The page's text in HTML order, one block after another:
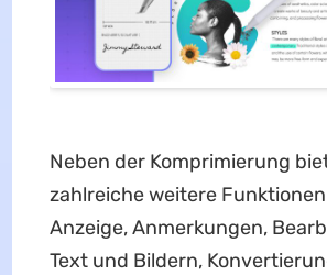
Neben der Komprimierung
zahlreiche weitere
Anzeige, Anmerkungen,
Text und Bildern,